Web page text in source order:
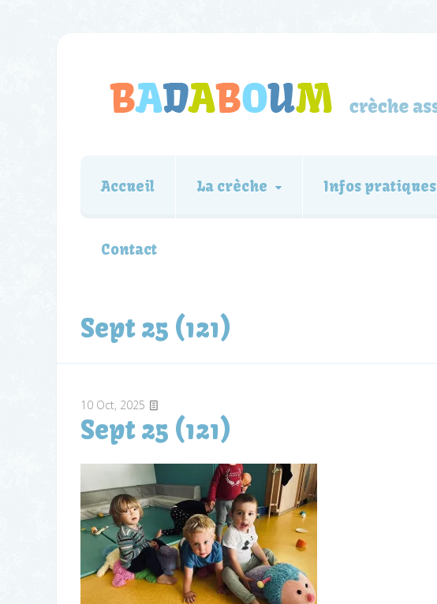
Accueil La crèche Infos pratiques
Contact
Sept 25 (121)
10 Oct, 2025
Sept 25 (121)